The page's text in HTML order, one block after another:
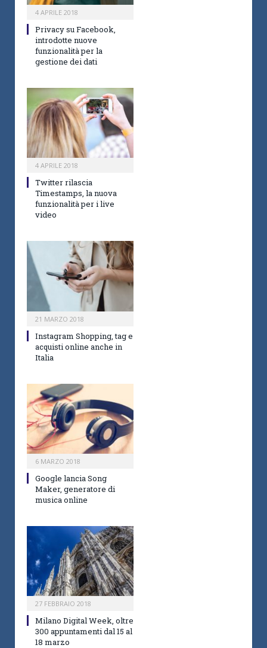
4 APRILE 2018
Privacy su Facebook,
introdotte nuove
funzionalità per la
gestione dei dati
4 APRILE 2018
Twitter rilascia
Timestamps, la nuova
funzionalità per i live
video
21 MARZO 2018
Instagram Shopping, tag e
acquisti online anche in
Italia
6 MARZO 2018
Google lancia Song
Maker, generatore di
musica online
27 FEBBRAIO 2018
Milano Digital Week, oltre
300 appuntamenti dal 15 al
18 marzo